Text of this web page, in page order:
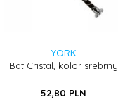
YORK
Bat Cristal, kolor srebrny
52,80 PLN